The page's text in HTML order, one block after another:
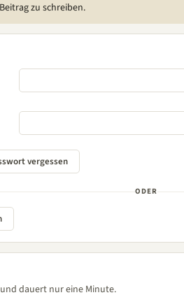
zu schreiben.
ODER
dauert nur eine Minute.